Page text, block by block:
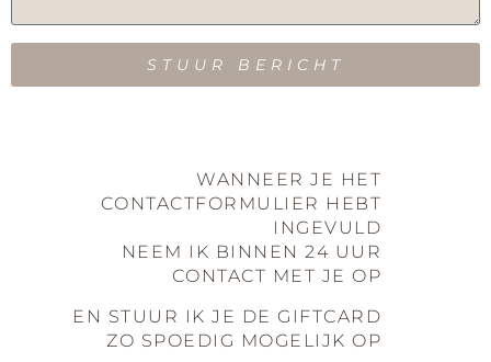
STUUR BERICHT
WANNEER JE HET
CONTACTFORMULIER HEBT
INGEVULD
NEEM IK BINNEN 24 UUR
CONTACT MET JE OP
EN STUUR IK JE DE GIFTCARD
ZO SPOEDIG MOGELIJK OP